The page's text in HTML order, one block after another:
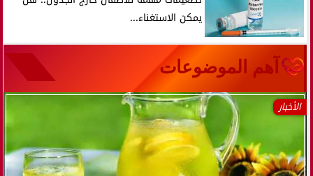
يمكن الاستغناء...
آهم الموضوعات
الأخبار